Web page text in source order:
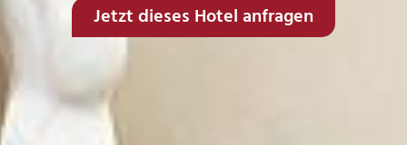
Jetzt dieses Hotel anfragen